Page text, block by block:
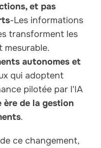
et pas
-Les informations
transforment les
mesurable.
autonomes et
qui adoptent
pilotée par l'IA
ère de la gestion
.
ce changement,